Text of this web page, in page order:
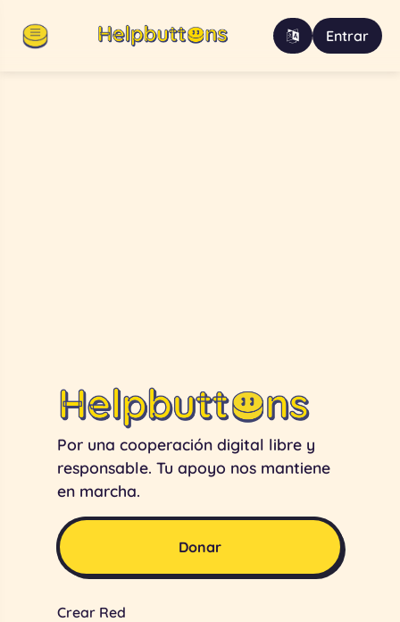
Entrar
Por una cooperación digital libre y
responsable. Tu apoyo nos mantiene
en marcha.
Donar
Crear Red